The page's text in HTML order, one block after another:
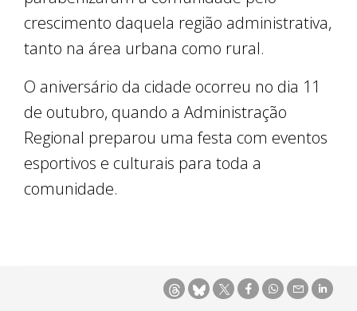
crescimento daquela região administrativa,
tanto na área urbana como rural.
O aniversário da cidade ocorreu no dia 11
de outubro, quando a Administração
Regional preparou uma festa com eventos
esportivos e culturais para toda a
comunidade.